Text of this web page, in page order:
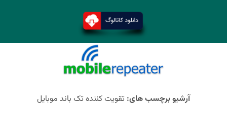
آرشیو برچسب های: تقویت کننده تک باند موبایل